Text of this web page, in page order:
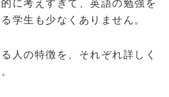
に考えすぎて、英語の勉強を
学生も少なくありません。
人の特徴を、それぞれ詳しく